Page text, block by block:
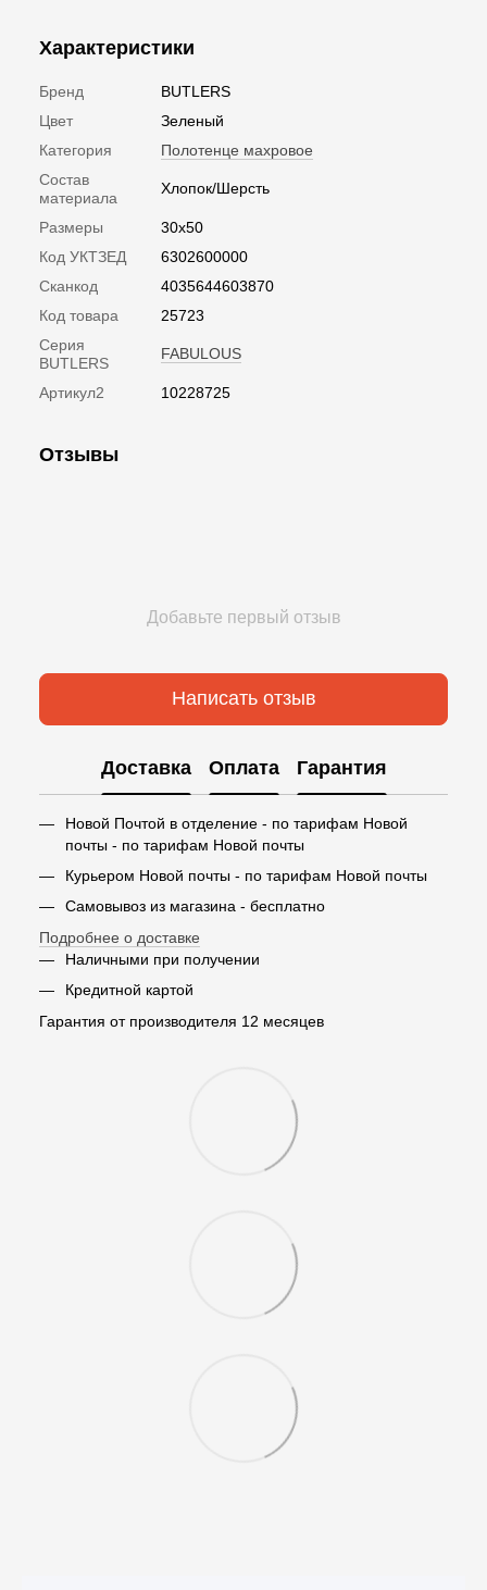
Характеристики
Бренд
BUTLERS
Цвет
Зеленый
Категория
Полотенце махровое
Состав
материала
Хлопок/Шерсть
Размеры
30x50
Код УКТЗЕД
6302600000
Сканкод
4035644603870
Код товара
25723
Серия
BUTLERS
FABULOUS
Артикул2 10228725
Отзывы
Добавьте первый отзыв
Написать отзыв
Доставка Оплата Гарантия
Новой Почтой в отделение - по тарифам Новой
почты - по тарифам Новой почты
Курьером Новой почты - по тарифам Новой почты
Самовывоз из магазина - бесплатно
Подробнее о доставке
Наличными при получении
Кредитной картой
Гарантия от производителя 12 месяцев